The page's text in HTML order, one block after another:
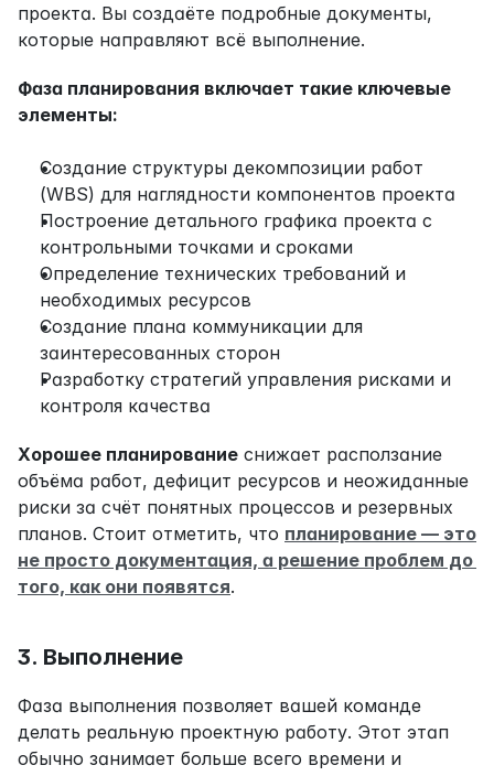
проекта. Вы создаёте подробные документы,
которые направляют всё выполнение.
Фаза планирования включает такие ключевые
элементы:
Создание структуры декомпозиции работ
(WBS) для наглядности компонентов проекта
Построение детального графика проекта с
контрольными точками и сроками
Определение технических требований и
необходимых ресурсов
Создание плана коммуникации для
заинтересованных сторон
Разработку стратегий управления рисками и
контроля качества
Хорошее планирование снижает расползание
объёма работ, дефицит ресурсов и неожиданные
риски за счёт понятных процессов и резервных
планов. Стоит отметить, что планирование — это
не просто документация, а решение проблем до
того, как они появятся.
3. Выполнение
Фаза выполнения позволяет вашей команде
делать реальную проектную работу. Этот этап
обычно занимает больше всего времени и